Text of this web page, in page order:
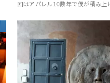
回はアパレル10数年で僕が積み上